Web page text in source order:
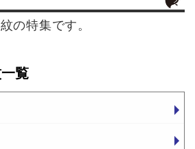
の特集です。
覧